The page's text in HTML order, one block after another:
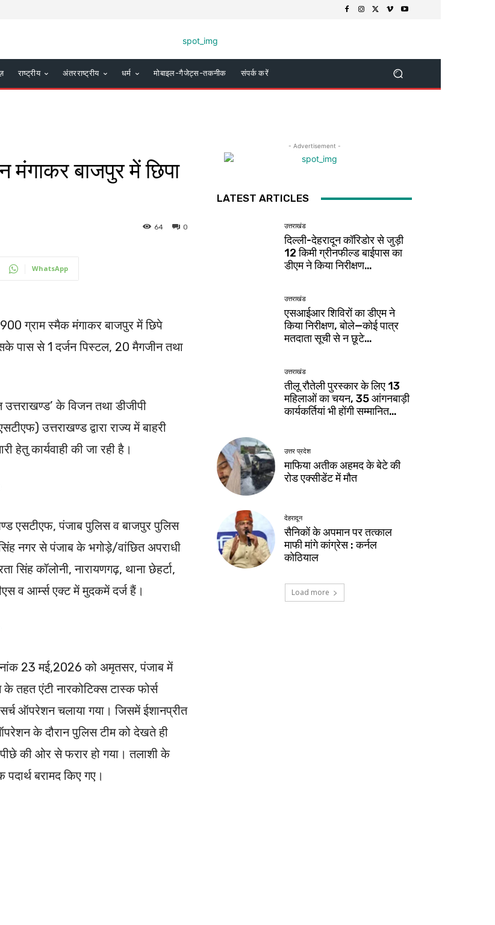
राष्ट्रीय अंतरराष्ट्रीय धर्म मोबाइल-गैजेट्स-तकनीक संपर्क करें
मंगाकर बाजपुर में छिपा
0
64
WhatsApp
ग्राम स्मैक मंगाकर बाजपुर में छिपे
पास से 1 दर्जन पिस्टल, 20 मैगजीन तथा
के विजन तथा डीजीपी
उत्तराखण्ड द्वारा राज्य में बाहरी
हेतु कार्यवाही की जा रही है।
एसटीएफ, पंजाब पुलिस व बाजपुर पुलिस
नगर से पंजाब के भगोड़े/वांछित अपराधी
सिंह कॉलोनी, नारायणगढ़, थाना छेहर्टा,
व आर्म्स एक्ट में मुदकमें दर्ज हैं।
23 मई,2026 को अमृतसर, पंजाब में
तहत एंटी नारकोटिक्स टास्क फोर्स
ऑपरेशन चलाया गया। जिसमें ईशानप्रीत
के दौरान पुलिस टीम को देखते ही
की ओर से फरार हो गया। तलाशी के
बरामद किए गए।
- Advertisement -
LATEST ARTICLES
उत्तराखंड
दिल्ली-देहरादून कॉरिडोर से जुड़ी
12 किमी ग्रीनफील्ड बाईपास का
डीएम ने किया निरीक्षण…
उत्तराखंड
एसआईआर शिविरों का डीएम ने
किया निरीक्षण, बोले—कोई पात्र
मतदाता सूची से न छूटे…
उत्तराखंड
तीलू रौतेली पुरस्कार के लिए 13
महिलाओं का चयन, 35 आंगनबाड़ी
कार्यकर्तियां भी होंगी सम्मानित…
उत्तर प्रदेश
माफिया अतीक अहमद के बेटे की
रोड एक्सीडेंट में मौत
देहरादून
सैनिकों के अपमान पर तत्काल
माफी मांगे कांग्रेस : कर्नल
कोठियाल
Load more